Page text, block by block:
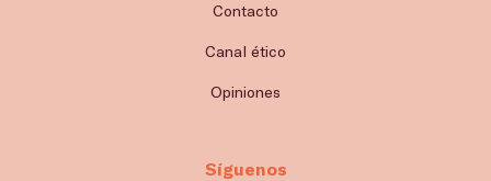
Contacto
Canal ético
Opiniones
Síguenos